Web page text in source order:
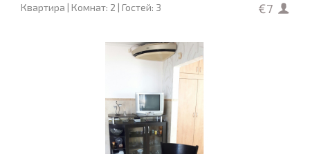
Квартира | Комнат: 2 | Гостей: 3
€7